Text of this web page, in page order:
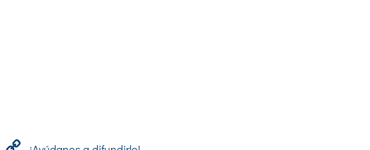
Email
Copy